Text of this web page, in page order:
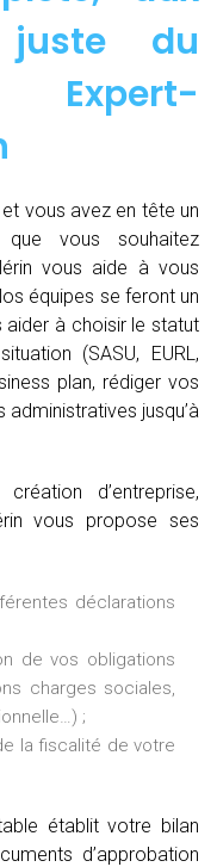
du
Expert-
vous avez en tête un
que vous souhaitez
vous aide à vous
équipes se feront un
aider à choisir le statut
(SASU, EURL,
plan, rédiger vos
jusqu’à
d’entreprise,
vous propose ses
déclarations
de vos obligations
charges sociales,
;
la fiscalité de votre
établit votre bilan
d’approbation